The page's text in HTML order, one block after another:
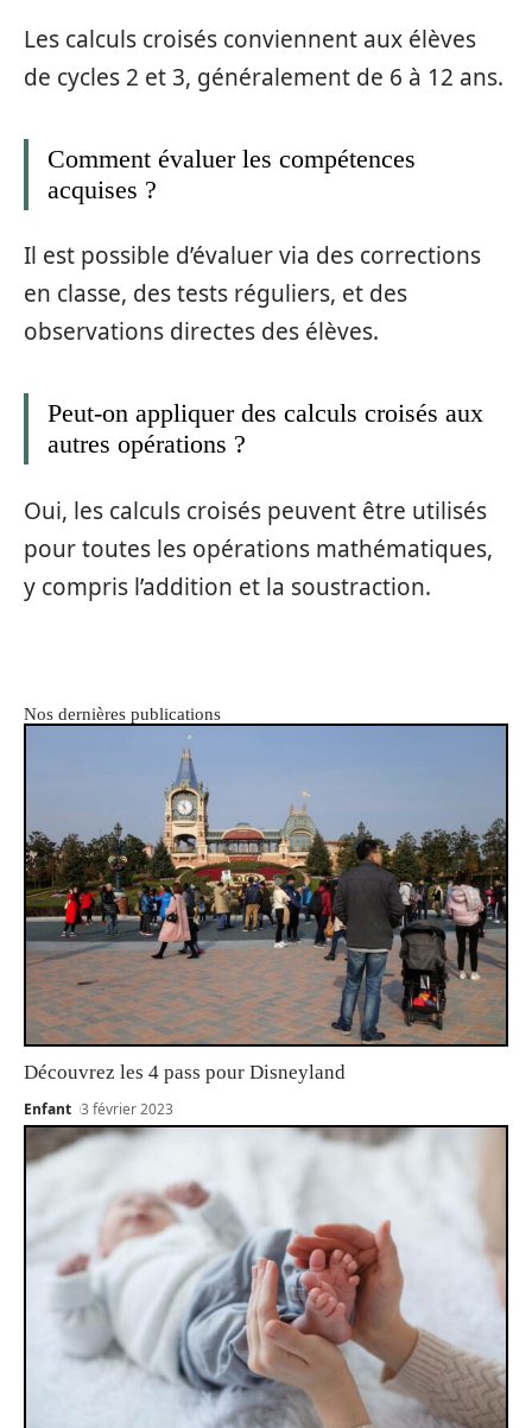
Les calculs croisés conviennent aux élèves
de cycles 2 et 3, généralement de 6 à 12 ans.
Comment évaluer les compétences
acquises ?
Il est possible d’évaluer via des corrections
en classe, des tests réguliers, et des
observations directes des élèves.
Peut-on appliquer des calculs croisés aux
autres opérations ?
Oui, les calculs croisés peuvent être utilisés
pour toutes les opérations mathématiques,
y compris l’addition et la soustraction.
Nos dernières publications
Découvrez les 4 pass pour Disneyland
Enfant 3 février 2023